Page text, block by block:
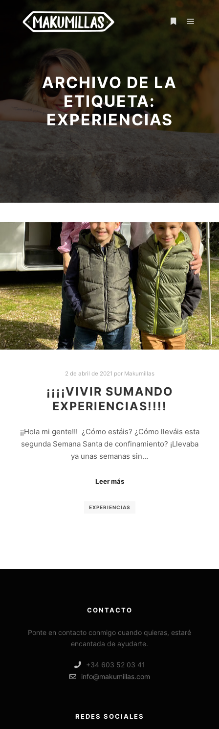
ARCHIVO DE LA
ETIQUETA:
EXPERIENCIAS
2 de abril de 2021 por Makumillas
¡¡¡¡VIVIR SUMANDO
EXPERIENCIAS!!!!
¡¡Hola mi gente!!! ¿Cómo estáis? ¿Cómo lleváis esta
segunda Semana Santa de confinamiento? ¡Llevaba
ya unas semanas sin…
Leer más
EXPERIENCIAS
CONTACTO
Ponte en contacto conmigo cuando quieras, estaré
encantada de ayudarte.
+34 603 52 03 41
info@makumillas.com
REDES SOCIALES